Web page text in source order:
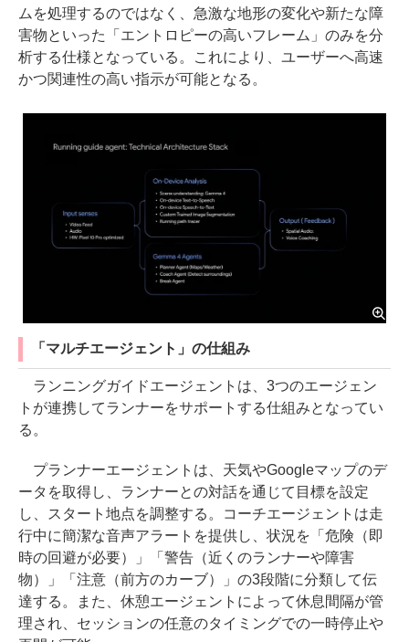
ムを処理するのではなく、急激な地形の変化や新たな障
害物といった「エントロピーの高いフレーム」のみを分
析する仕様となっている。これにより、ユーザーへ高速
かつ関連性の高い指示が可能となる。
「マルチエージェント」の仕組み
ランニングガイドエージェントは、3つのエージェン
トが連携してランナーをサポートする仕組みとなってい
る。
プランナーエージェントは、天気やGoogleマップのデ
ータを取得し、ランナーとの対話を通じて目標を設定
し、スタート地点を調整する。コーチエージェントは走
行中に簡潔な音声アラートを提供し、状況を「危険（即
時の回避が必要）」「警告（近くのランナーや障害
物）」「注意（前方のカーブ）」の3段階に分類して伝
達する。また、休憩エージェントによって休息間隔が管
理され、セッションの任意のタイミングでの一時停止や